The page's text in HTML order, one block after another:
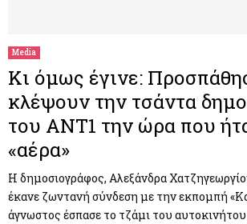
E
N
U
Media
Κι όμως έγινε:
κλέψουν την τσάντα
του ΑΝΤ1 την ώρα που
«αέρα»
Η δημοσιογράφος, Αλεξάνδρα
έκανε ζωντανή σύνδεση με την εκπομπή
άγνωστος έσπασε το τζάμι του